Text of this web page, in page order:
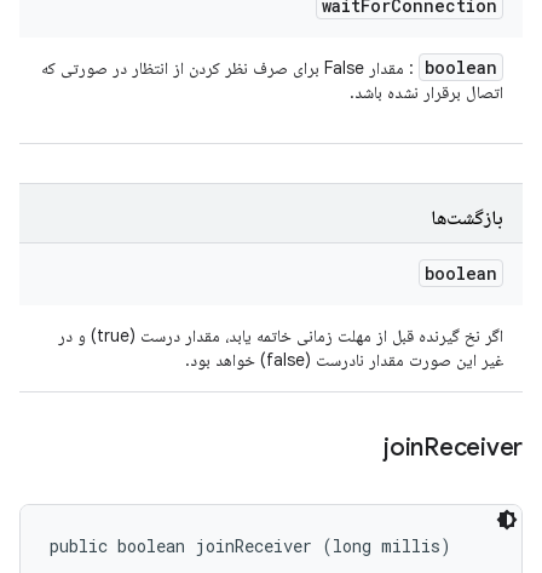
waitForConnection
boolean
: مقدار False برای صرف نظر کردن از انتظار در صورتی که
اتصال برقرار نشده باشد.
بازگشت‌ها
boolean
اگر نخ گیرنده قبل از مهلت زمانی خاتمه یابد، مقدار درست (true) و در
غیر این صورت مقدار نادرست (false) خواهد بود.
joinReceiver
public boolean joinReceiver (long millis)